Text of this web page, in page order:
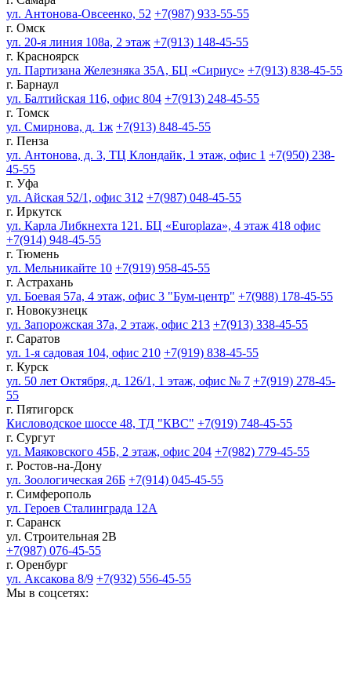
ул. Антонова-Овсеенко, 52 +7(987) 933-55-55
г. Омск
ул. 20-я линия 108а, 2 этаж +7(913) 148-45-55
г. Красноярск
ул. Партизана Железняка 35А, БЦ «Сириус» +7(913) 838-45-55
г. Барнаул
ул. Балтийская 116, офис 804 +7(913) 248-45-55
г. Томск
ул. Смирнова, д. 1ж +7(913) 848-45-55
г. Пенза
ул. Антонова, д. 3, ТЦ Клондайк, 1 этаж, офис 1 +7(950) 238-
45-55
г. Уфа
ул. Айская 52/1, офис 312 +7(987) 048-45-55
г. Иркутск
ул. Карла Либкнехта 121. БЦ «Europlaza», 4 этаж 418 офис
+7(914) 948-45-55
г. Тюмень
ул. Мельникайте 10 +7(919) 958-45-55
г. Астрахань
ул. Боевая 57а, 4 этаж, офис 3 "Бум-центр" +7(988) 178-45-55
г. Новокузнецк
ул. Запорожская 37а, 2 этаж, офис 213 +7(913) 338-45-55
г. Саратов
ул. 1-я садовая 104, офис 210 +7(919) 838-45-55
г. Курск
ул. 50 лет Октября, д. 126/1, 1 этаж, офис № 7 +7(919) 278-45-
55
г. Пятигорск
Кисловодское шоссе 48, ТД "КВС" +7(919) 748-45-55
г. Сургут
ул. Маяковского 45Б, 2 этаж, офис 204 +7(982) 779-45-55
г. Ростов-на-Дону
ул. Зоологическая 26Б +7(914) 045-45-55
г. Симферополь
ул. Героев Сталинграда 12А
г. Саранск
ул. Строительная 2В
+7(987) 076-45-55
г. Оренбург
ул. Аксакова 8/9 +7(932) 556-45-55
Мы в соцсетях: